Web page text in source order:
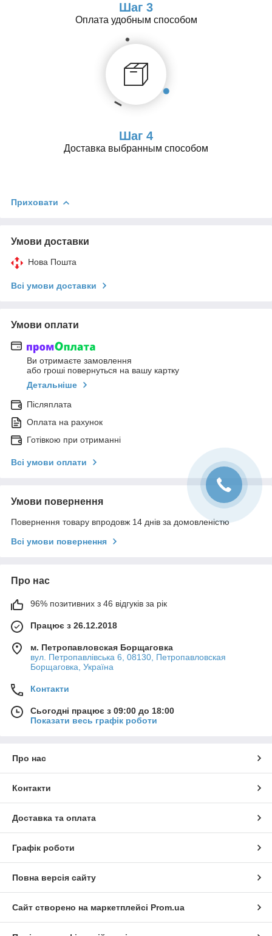
Шаг 3
Оплата удобным способом
Шаг 4
Доставка выбранным способом
Приховати
Умови доставки
Нова Пошта
Всі умови доставки
Умови оплати
Ви отримаєте замовлення
або гроші повернуться на вашу картку
Детальніше
Післяплата
Оплата на рахунок
Готівкою при отриманні
Всі умови оплати
Умови повернення
Повернення товару впродовж 14 днів за домовленістю
Всі умови повернення
Про нас
96% позитивних з 46 відгуків за рік
Працює з 26.12.2018
м. Петропавловская Борщаговка
вул. Петропавлівська 6, 08130, Петропавловская
Борщаговка, Україна
Контакти
Сьогодні працює з 09:00 до 18:00
Показати весь графік роботи
Про нас
Контакти
Доставка та оплата
Графік роботи
Повна версія сайту
Сайт створено на маркетплейсі Prom.ua